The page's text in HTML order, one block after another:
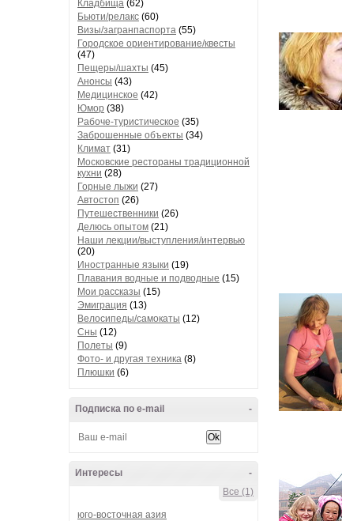
Кладбища (62)
Бьюти/релакс (60)
Визы/загранпаспорта (55)
Городское ориентирование/квесты
(47)
Пещеры/шахты (45)
Анонсы (43)
Медицинское (42)
Юмор (38)
Рабоче-туристическое (35)
Заброшенные объекты (34)
Климат (31)
Московские рестораны традиционной
кухни (28)
Горные лыжи (27)
Автостоп (26)
Путешественники (26)
Делюсь опытом (21)
Наши лекции/выступления/интервью
(20)
Иностранные языки (19)
Плавания водные и подводные (15)
Мои рассказы (15)
Эмиграция (13)
Велосипеды/самокаты (12)
Сны (12)
Полеты (9)
Фото- и другая техника (8)
Плюшки (6)
-
Подписка по e-mail
-
Интересы
Все (1)
юго-восточная азия